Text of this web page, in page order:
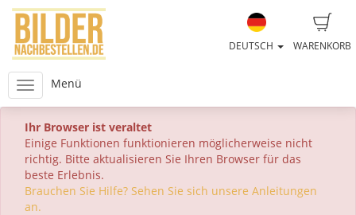
WARENKORB
DEUTSCH
Menü
Ihr Browser ist veraltet
Einige Funktionen funktionieren möglicherweise nicht
richtig. Bitte aktualisieren Sie Ihren Browser für das
beste Erlebnis.
Brauchen Sie Hilfe? Sehen Sie sich unsere Anleitungen
an.